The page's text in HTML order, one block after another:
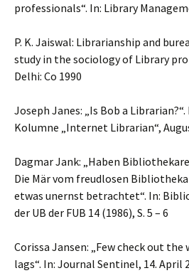
professionals“. In: Library
P. K. Jaiswal: Librarianship and
study in the sociology of Library
Delhi: Co 1990
Joseph Janes: „Is Bob a
Kolumne „Internet Librarian“,
Dagmar Jank: „Haben
Die Mär vom freudlosen
etwas unernst betrachtet“. In:
der UB der FUB 14 (1986), S. 5 – 6
Corissa Jansen: „Few check out
lags“. In: Journal Sentinel, 14. April